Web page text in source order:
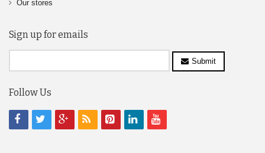
Our stores
Sign up for emails
Submit
Follow Us